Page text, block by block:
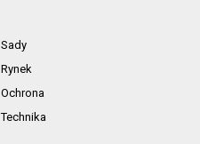
Sady
Rynek
Ochrona
Technika